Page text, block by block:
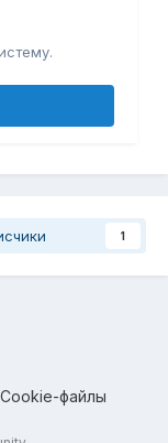
1
Cookie-файлы